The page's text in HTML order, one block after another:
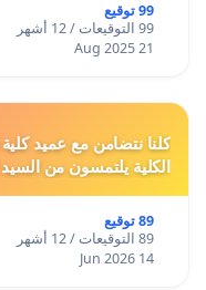
99 توقيع
99 التوقيعات / 12 أشهر
21 Aug 2025
كلنا نتضامن مع عميد
الكلية يلتمسون من السيد
89 توقيع
89 التوقيعات / 12 أشهر
14 Jun 2026